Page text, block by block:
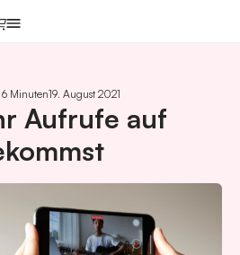
6 Minuten19. August 2021
Aufrufe auf